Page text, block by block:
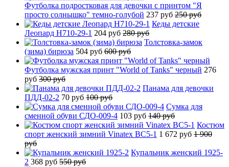
Футболка подростковая для девочки с принтом "Я
просто солнышко" темно-голубой 237 руб 250 руб
Кеды детские
Леопард H710-29-1 204 руб 280 руб
Толстовка-замок
(зима) бирюза 504 руб 600 руб
Футболка мужская принт "World of Tanks" черный 276
руб 300 руб
Панама для девочки
ПДД-02-2 70 руб 100 руб
Сумка для
сменной обуви СДО-009-4 103 руб 140 руб
Костюм
спорт женский зимний Vinatex BC5-1 1 672 руб 1 900
руб
Купальник женский 1925-
2 368 руб 550 руб